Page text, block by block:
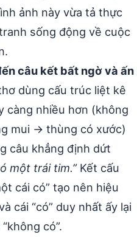
ảnh này vừa tả thực
sống động về cuộc
câu kết bất ngờ và ấn
dùng cấu trúc liệt kê
càng nhiều hơn (không
mui → thùng có xước)
câu khẳng định dứt
một trái tim.”Kết cấu
cái có” tạo nên hiệu
cái “có” duy nhất ấy lại
có”.